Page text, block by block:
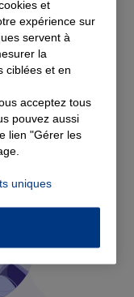
et
expérience sur
servent à
la
ciblées et en
acceptez tous
pouvez aussi
lien "Gérer les
uniques